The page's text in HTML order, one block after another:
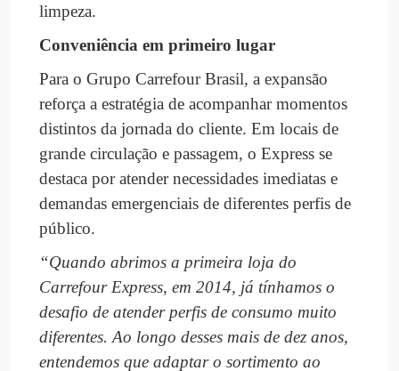
limpeza.
Conveniência em primeiro lugar
Para o Grupo Carrefour Brasil, a expansão
reforça a estratégia de acompanhar momentos
distintos da jornada do cliente. Em locais de
grande circulação e passagem, o Express se
destaca por atender necessidades imediatas e
demandas emergenciais de diferentes perfis de
público.
“Quando abrimos a primeira loja do
Carrefour Express, em 2014, já tínhamos o
desafio de atender perfis de consumo muito
diferentes. Ao longo desses mais de dez anos,
entendemos que adaptar o sortimento ao